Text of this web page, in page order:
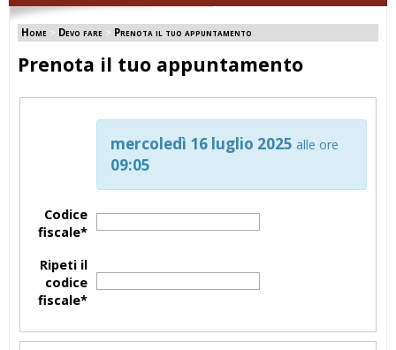
Home > Devo fare > Prenota il tuo appuntamento
Prenota il tuo appuntamento
mercoledì 16 luglio 2025 alle ore
09:05
Codice
fiscale*
Ripeti il
codice
fiscale*